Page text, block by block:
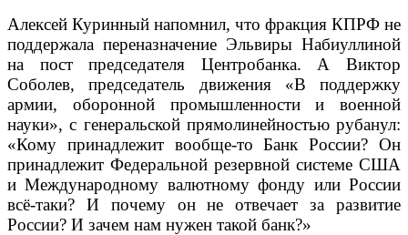
Алексей Куринный напомнил, что фракция КПРФ не
поддержала переназначение Эльвиры Набиуллиной
на пост председателя Центробанка. А Виктор
Соболев, председатель движения «В поддержку
армии, оборонной промышленности и военной
науки», с генеральской прямолинейностью рубанул:
«Кому принадлежит вообще-то Банк России? Он
принадлежит Федеральной резервной системе США
и Международному валютному фонду или России
всё-таки? И почему он не отвечает за развитие
России? И зачем нам нужен такой банк?»